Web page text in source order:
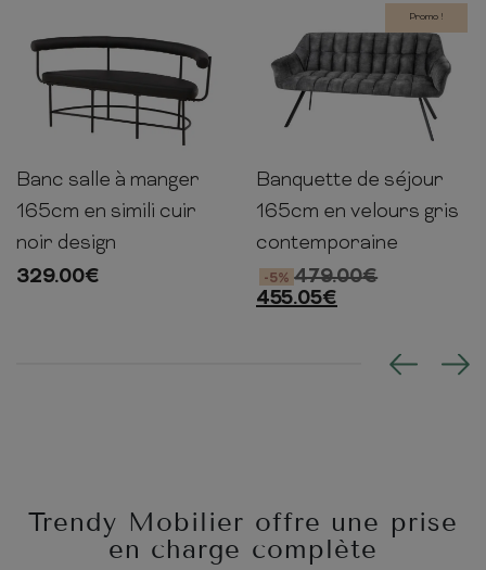
75cm 165cm 51cm
Banc salle à manger
165cm en simili cuir
noir design
329.00€
Promo !
85cm 165cm 65cm
Banquette de séjour
165cm en velours gris
contemporaine
479.00€
-5%
455.05€
Trendy Mobilier offre une prise
en charge complète